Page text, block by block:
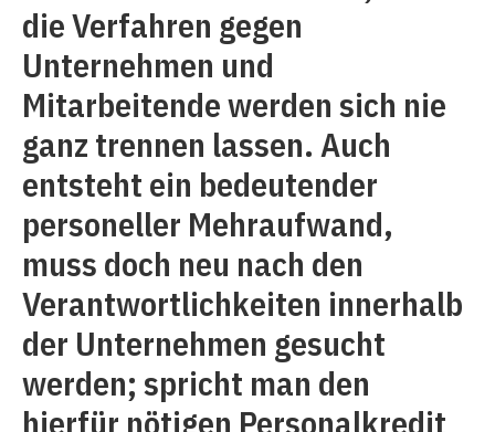
die Verfahren gegen
Unternehmen und
Mitarbeitende werden sich nie
ganz trennen lassen. Auch
entsteht ein bedeutender
personeller Mehraufwand,
muss doch neu nach den
Verantwortlichkeiten innerhalb
der Unternehmen gesucht
werden; spricht man den
hierfür nötigen Personalkredit